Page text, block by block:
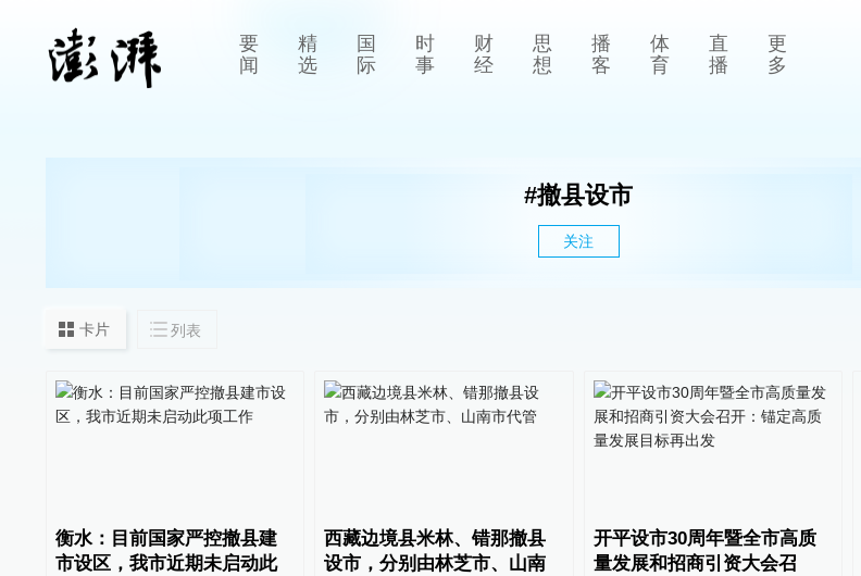
要
闻
精
选
国
际
时
事
财
经
思
想
播
客
体
育
直
播
更
多
#撤县设市
关注
卡片 列表
衡水：目前国家严控撤县建
市设区，我市近期未启动此
西藏边境县米林、错那撤县
设市，分别由林芝市、山南
开平设市30周年暨全市高质
量发展和招商引资大会召